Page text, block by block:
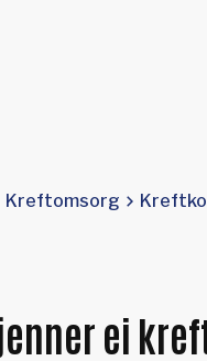
Kreftomsorg
ei